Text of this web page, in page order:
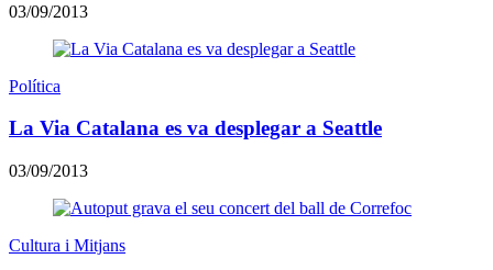
03/09/2013
Política
La Via Catalana es va desplegar a Seattle
03/09/2013
Cultura i Mitjans